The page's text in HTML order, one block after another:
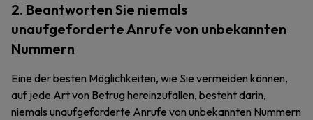
2. Beantworten Sie niemals
unaufgeforderte Anrufe von unbekannten
Nummern
Eine der besten Möglichkeiten, wie Sie vermeiden können,
auf jede Art von Betrug hereinzufallen, besteht darin,
niemals unaufgeforderte Anrufe von unbekannten Nummern